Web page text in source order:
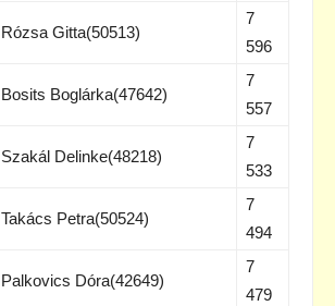
Rózsa Gitta(50513)
7
596
Bosits Boglárka(47642)
7
557
Szakál Delinke(48218)
7
533
Takács Petra(50524)
7
494
Palkovics Dóra(42649)
7
479